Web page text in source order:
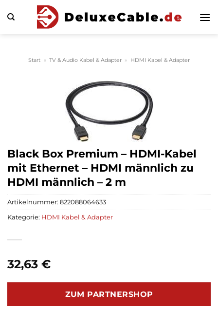
Inhalt
Start » TV & Audio Kabel & Adapter » HDMI Kabel & Adapter
Black Box Premium – HDMI-Kabel
mit Ethernet – HDMI männlich zu
HDMI männlich – 2 m
32,63 €
ZUM PARTNERSHOP
Artikelnummer: 822088064633
Kategorie: HDMI Kabel & Adapter